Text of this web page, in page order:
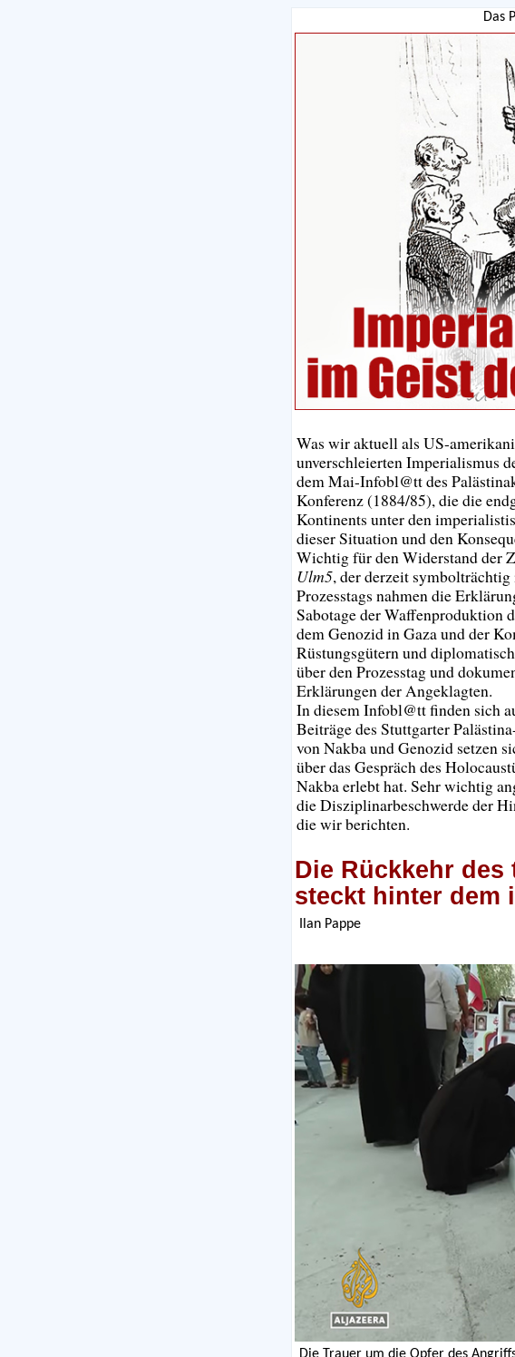
Das
Was wir aktuell als US-
unverschleierten Imperialismus
dem Mai-Infobl@tt des
Konferenz (1884/85), die die
Kontinents unter den
dieser Situation und den
Wichtig für den Widerstand der
Ulm5, der derzeit
Prozesstags nahmen die
Sabotage der Waffenproduktion
dem Genozid in Gaza und der
Rüstungsgütern und
über den Prozesstag und
Erklärungen der Angeklagten.
In diesem Infobl@tt finden sich
Beiträge des Stuttgarter
von Nakba und Genozid setzen
über das Gespräch des
Nakba erlebt hat. Sehr wichtig
die Disziplinarbeschwerde der
die wir berichten.
Die Rückkehr
steckt hinter dem
Ilan Pappe